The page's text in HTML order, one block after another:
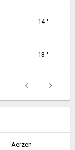
14 °
13 °
Aerzen